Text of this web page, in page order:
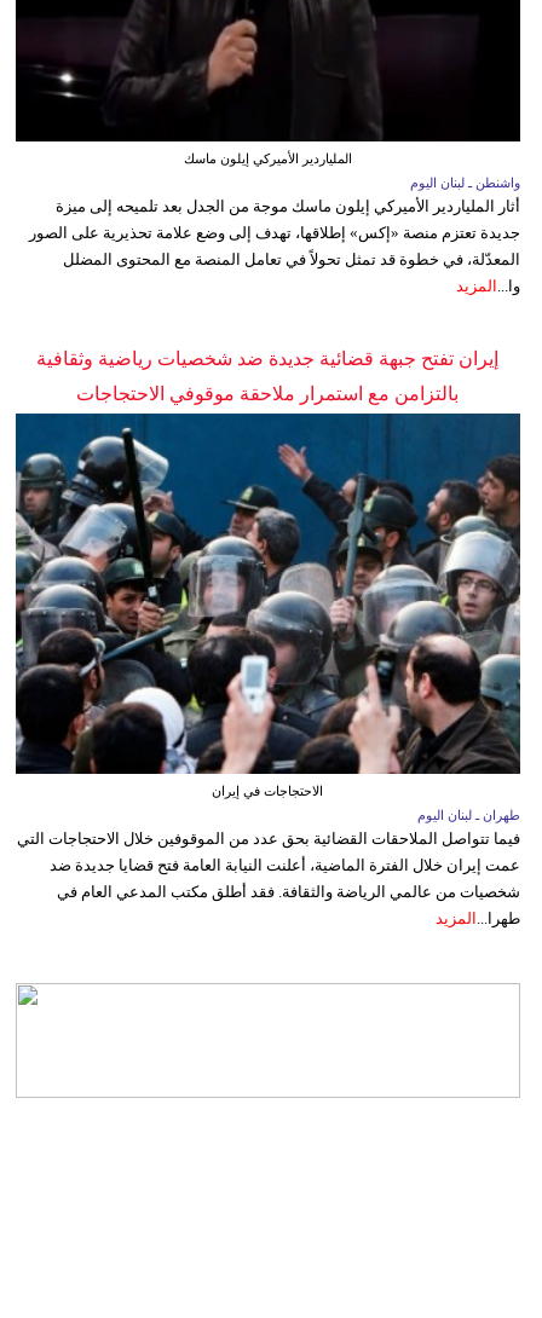
الملياردير الأميركي إيلون ماسك
واشنطن ـ لبنان اليوم
أثار الملياردير الأميركي إيلون ماسك موجة من الجدل بعد تلميحه إلى ميزة
جديدة تعتزم منصة «إكس» إطلاقها، تهدف إلى وضع علامة تحذيرية على الصور
المعدّلة، في خطوة قد تمثل تحولاً في تعامل المنصة مع المحتوى المضلل
وا...
المزيد
إيران تفتح جبهة قضائية جديدة ضد شخصيات رياضية وثقافية
بالتزامن مع استمرار ملاحقة موقوفي الاحتجاجات
الاحتجاجات في إيران
طهران ـ لبنان اليوم
فيما تتواصل الملاحقات القضائية بحق عدد من الموقوفين خلال الاحتجاجات التي
عمت إيران خلال الفترة الماضية، أعلنت النيابة العامة فتح قضايا جديدة ضد
شخصيات من عالمي الرياضة والثقافة. فقد أطلق مكتب المدعي العام في
طهرا... المزيد